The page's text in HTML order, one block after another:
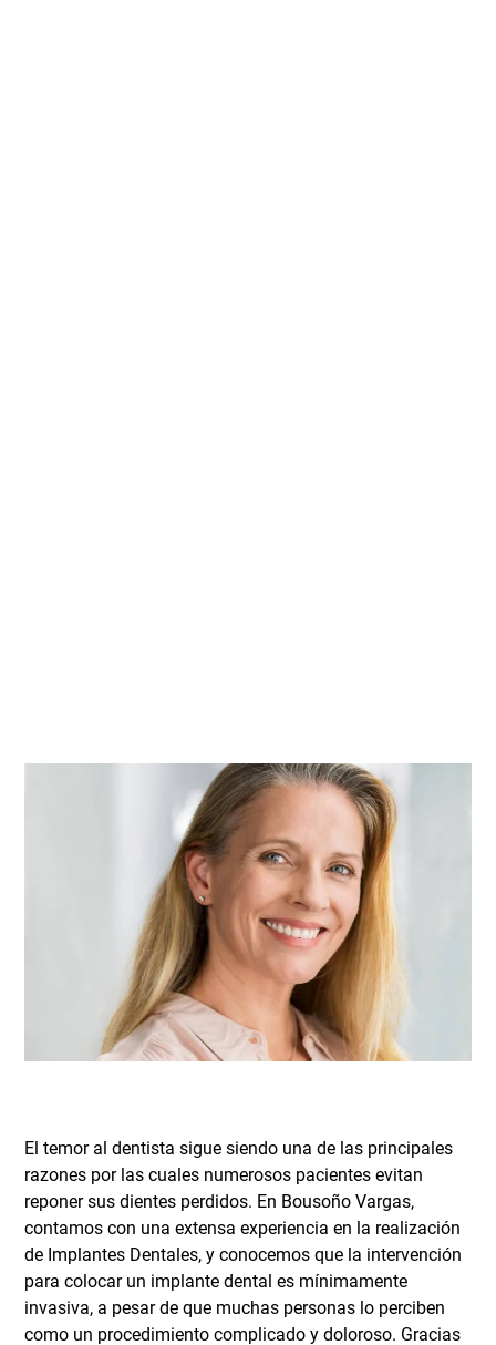
El temor al dentista sigue siendo una de las principales
razones por las cuales numerosos pacientes evitan
reponer sus dientes perdidos. En Bousoño Vargas,
contamos con una extensa experiencia en la realización
de Implantes Dentales, y conocemos que la intervención
para colocar un implante dental es mínimamente
invasiva, a pesar de que muchas personas lo perciben
como un procedimiento complicado y doloroso. Gracias